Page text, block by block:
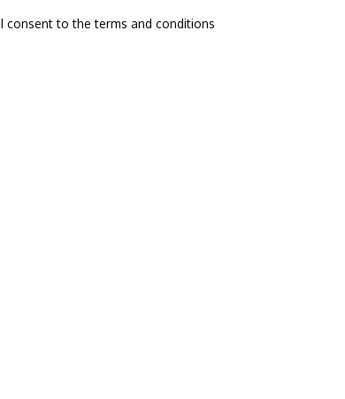
I consent to the terms and conditions